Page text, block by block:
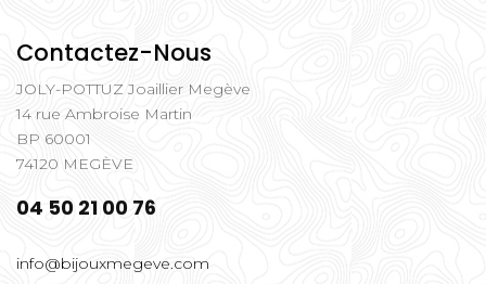
Contactez-Nous
JOLY-POTTUZ Joaillier Megève
14 rue Ambroise Martin
BP 60001
74120 MEGÈVE
04 50 21 00 76
info@bijouxmegeve.com